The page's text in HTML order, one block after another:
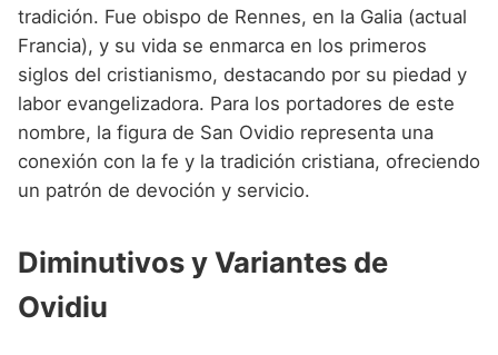
tradición. Fue obispo de Rennes, en la Galia (actual
Francia), y su vida se enmarca en los primeros
siglos del cristianismo, destacando por su piedad y
labor evangelizadora. Para los portadores de este
nombre, la figura de San Ovidio representa una
conexión con la fe y la tradición cristiana, ofreciendo
un patrón de devoción y servicio.
Diminutivos y Variantes de
Ovidiu